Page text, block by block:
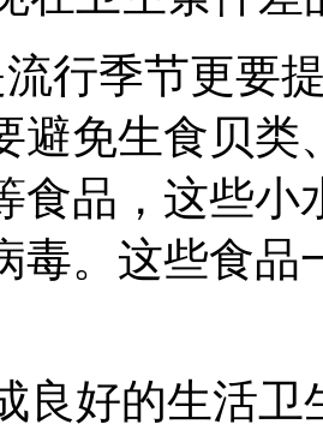
行季节更要提
避免生食贝类
食品，这些小
毒。这些食品
好的生活卫